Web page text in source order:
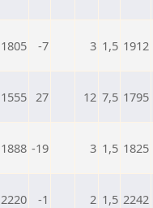
1805 -7 3 1,5 1912
1555 27 12 7,5 1795
1888 -19 3 1,5 1825
2220 -1 2 1,5 2242